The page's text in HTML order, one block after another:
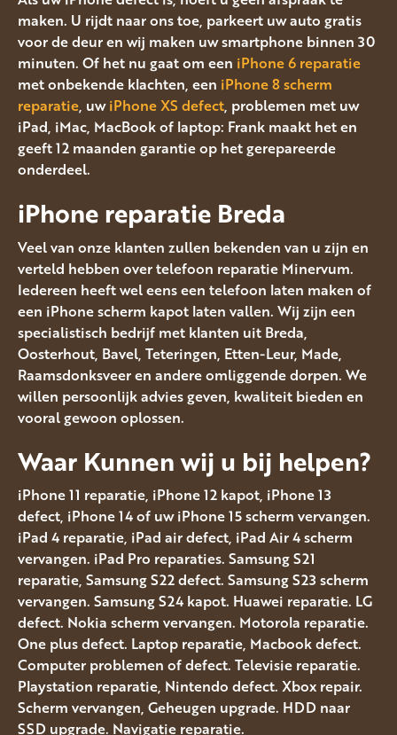
maken. U rijdt naar ons toe, parkeert uw auto gratis
voor de deur en wij maken uw smartphone binnen 30
minuten. Of het nu gaat om een iPhone 6 reparatie
met onbekende klachten, een iPhone 8 scherm
reparatie, uwiPhone XS defect, problemen met uw
iPad, iMac, MacBook of laptop: Frank maakt het en
geeft 12 maanden garantie op het gerepareerde
onderdeel.
iPhone reparatie Breda
Veel van onze klanten zullen bekenden van u zijn en
verteld hebben over telefoon reparatie Minervum.
Iedereen heeft wel eens een telefoon laten maken of
een iPhone scherm kapot laten vallen. Wij zijn een
specialistisch bedrijf met klanten uit Breda,
Oosterhout, Bavel, Teteringen, Etten-Leur, Made,
Raamsdonksveer en andere omliggende dorpen. We
willen persoonlijk advies geven, kwaliteit bieden en
vooral gewoon oplossen.
Waar Kunnen wij u bij helpen?
iPhone 11 reparatie, iPhone 12 kapot, iPhone 13
defect, iPhone 14 of uw iPhone 15 scherm vervangen.
iPad 4 reparatie, iPad air defect, iPad Air 4 scherm
vervangen. iPad Pro reparaties. Samsung S21
reparatie, Samsung S22 defect. Samsung S23 scherm
vervangen. Samsung S24 kapot. Huawei reparatie. LG
defect. Nokia scherm vervangen. Motorola reparatie.
One plus defect. Laptop reparatie, Macbook defect.
Computer problemen of defect. Televisie reparatie.
Playstation reparatie, Nintendo defect. Xbox repair.
Scherm vervangen, Geheugen upgrade. HDD naar
SSD upgrade. Navigatie reparatie.